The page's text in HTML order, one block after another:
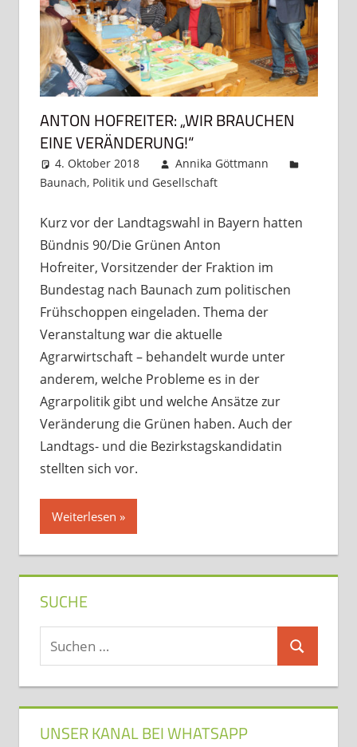
ANTON HOFREITER: „WIR BRAUCHEN
EINE VERÄNDERUNG!“
4. Oktober 2018
Annika Göttmann
Baunach, Politik und Gesellschaft
Kurz vor der Landtagswahl in Bayern hatten
Bündnis 90/Die Grünen Anton
Hofreiter, Vorsitzender der Fraktion im
Bundestag nach Baunach zum politischen
Frühschoppen eingeladen. Thema der
Veranstaltung war die aktuelle
Agrarwirtschaft – behandelt wurde unter
anderem, welche Probleme es in der
Agrarpolitik gibt und welche Ansätze zur
Veränderung die Grünen haben. Auch der
Landtags- und die Bezirkstagskandidatin
stellten sich vor.
Weiterlesen
SUCHE
Suchen
nach:
Suchen
UNSER KANAL BEI WHATSAPP